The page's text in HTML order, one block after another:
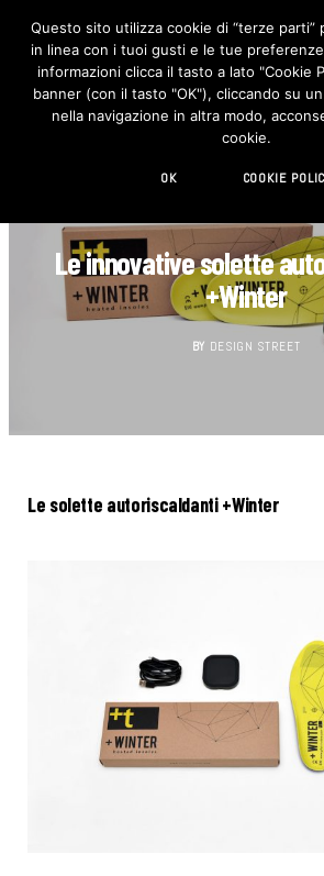
Le innovative solette
+Winter
BY DESIGN STREET
Le solette autoriscaldanti +Winter
Questo sito utilizza cookie di “terze parti”
in linea con i tuoi gusti e le tue
informazioni clicca il tasto a lato "Cookie
banner (con il tasto "OK"), cliccando su
nella navigazione in altra modo,
cookie.
OK COOKIE